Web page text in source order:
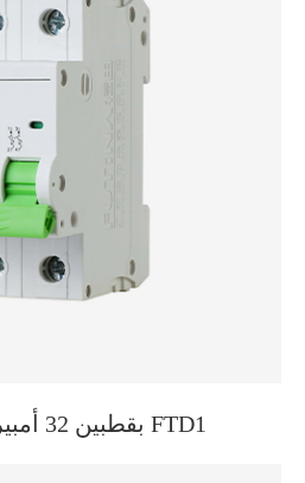
قاطع دائرة MCB بقطبين 32 أمبير FTD1